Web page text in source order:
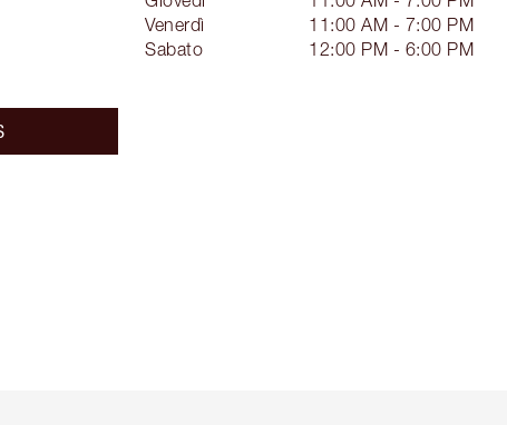
Venerdì
11:00 AM - 7:00 PM
Sabato
12:00 PM - 6:00 PM